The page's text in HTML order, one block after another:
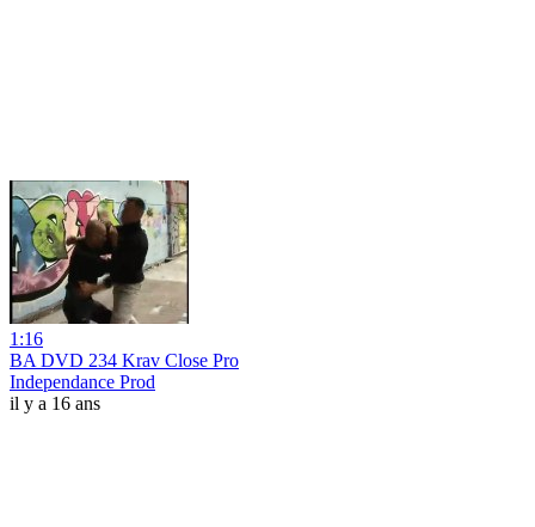
1:16
BA DVD 234 Krav Close Pro
Independance Prod
il y a 16 ans